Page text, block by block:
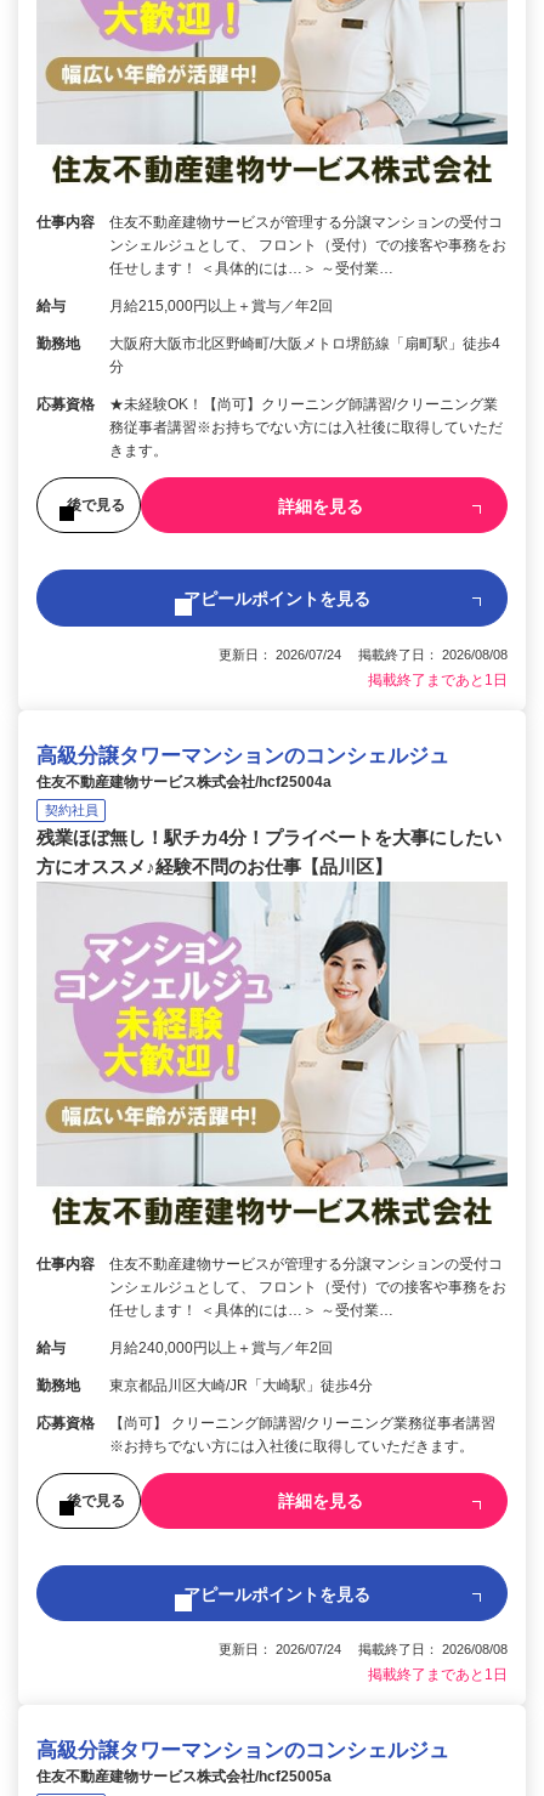
仕事内容
住友不動産建物サービスが管理する分譲マンションの受付コ
ンシェルジュとして、 フロント（受付）での接客や事務をお
任せします！ ＜具体的には…＞ ～受付業…
給与 月給215,000円以上＋賞与／年2回
勤務地
大阪府大阪市北区野崎町/大阪メトロ堺筋線「扇町駅」徒歩4
分
応募資格
★未経験OK！【尚可】クリーニング師講習/クリーニング業
務従事者講習※お持ちでない方には入社後に取得していただ
きます。
後で見る 詳細を見る
アピールポイントを見る
更新日： 2026/07/24 掲載終了日： 2026/08/08
掲載終了まであと1日
高級分譲タワーマンションのコンシェルジュ
住友不動産建物サービス株式会社/hcf25004a
契約社員
残業ほぼ無し！駅チカ4分！プライベートを大事にしたい
方にオススメ♪経験不問のお仕事【品川区】
仕事内容
住友不動産建物サービスが管理する分譲マンションの受付コ
ンシェルジュとして、 フロント（受付）での接客や事務をお
任せします！ ＜具体的には…＞ ～受付業…
給与 月給240,000円以上＋賞与／年2回
勤務地 東京都品川区大崎/JR「大崎駅」徒歩4分
応募資格
【尚可】 クリーニング師講習/クリーニング業務従事者講習
※お持ちでない方には入社後に取得していただきます。
後で見る 詳細を見る
アピールポイントを見る
更新日： 2026/07/24 掲載終了日： 2026/08/08
掲載終了まであと1日
高級分譲タワーマンションのコンシェルジュ
住友不動産建物サービス株式会社/hcf25005a